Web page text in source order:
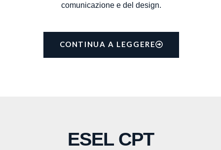
comunicazione e del design.
CONTINUA A LEGGERE
ESEL CPT